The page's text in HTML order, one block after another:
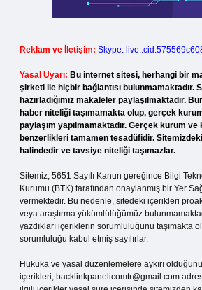
Reklam ve İletişim: Skype:
Yasal Uyarı: Bu internet sitesi, herhangi bir
şirketi ile hiçbir bağlantısı bulunmamaktadır.
hazırladığımız makaleler paylaşılmaktadır.
haber niteliği taşımamakta olup, gerçek
paylaşım yapılmamaktadır. Gerçek kurum
benzerlikleri tamamen tesadüfidir.
halindedir ve tavsiye niteliği taşımazlar.
Sitemiz, 5651 Sayılı Kanun gereğince Bilgi
Kurumu (BTK) tarafından onaylanmış bir Yer
vermektedir. Bu nedenle, sitedeki içerikleri
veya araştırma yükümlülüğümüz
yazdıkları içeriklerin sorumluluğunu taşımakta
sorumluluğu kabul etmiş sayılırlar.
Hukuka ve yasal düzenlemelere aykırı
içerikleri, backlinkpanelicomtr@gmail.com